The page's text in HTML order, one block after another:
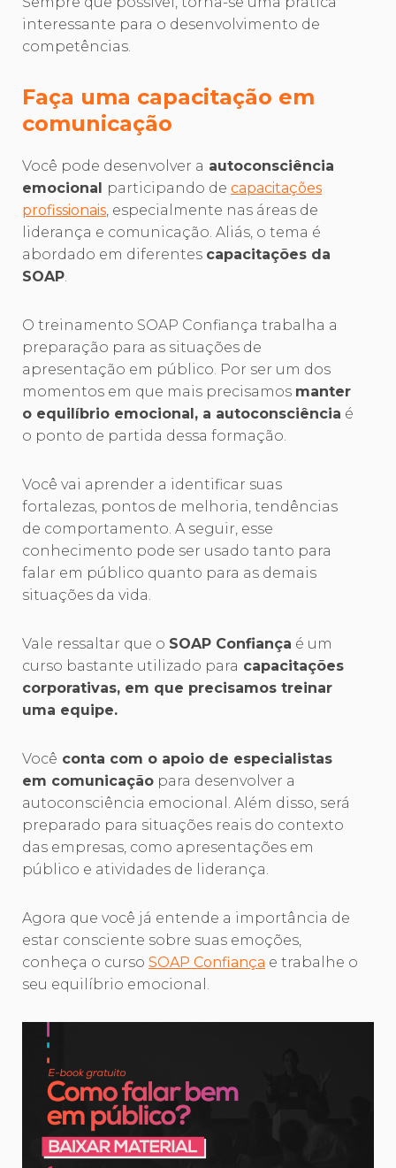
interessante para o desenvolvimento de
competências.
Faça uma capacitação em
comunicação
Você pode desenvolver a autoconsciência
emocional participando de capacitações
profissionais, especialmente nas áreas de
liderança e comunicação. Aliás, o tema é
abordado em diferentes capacitações da
SOAP.
O treinamento SOAP Confiança trabalha a
preparação para as situações de
apresentação em público. Por ser um dos
momentos em que mais precisamos manter
o equilíbrio emocional, a autoconsciência é
o ponto de partida dessa formação.
Você vai aprender a identificar suas
fortalezas, pontos de melhoria, tendências
de comportamento. A seguir, esse
conhecimento pode ser usado tanto para
falar em público quanto para as demais
situações da vida.
Vale ressaltar que o SOAP Confiança é um
curso bastante utilizado para capacitações
corporativas, em que precisamos treinar
uma equipe.
Você conta com o apoio de especialistas
em comunicação para desenvolver a
autoconsciência emocional. Além disso, será
preparado para situações reais do contexto
das empresas, como apresentações em
público e atividades de liderança.
Agora que você já entende a importância de
estar consciente sobre suas emoções,
conheça o curso SOAP Confiança e trabalhe o
seu equilíbrio emocional.